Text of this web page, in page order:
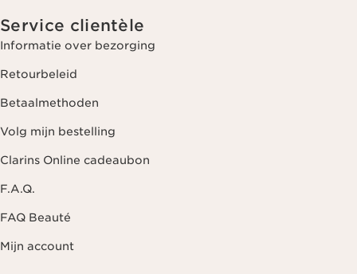
Service clientèle
Informatie over bezorging
Retourbeleid
Betaalmethoden
Volg mijn bestelling
Clarins Online cadeaubon
F.A.Q.
FAQ Beauté
Mijn account